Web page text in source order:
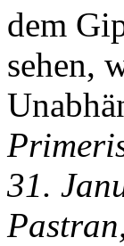
dem
sehen,
31.